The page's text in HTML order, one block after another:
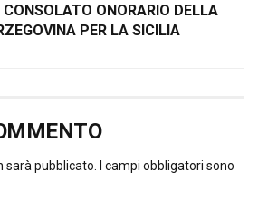
ONORARIO DELLA
PER LA SICILIA
sarà pubblicato.
I campi obbligatori sono